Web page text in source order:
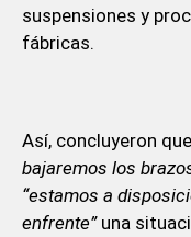
suspensiones y
fábricas.
Así, concluyeron
bajaremos los
“estamos a
enfrente”una